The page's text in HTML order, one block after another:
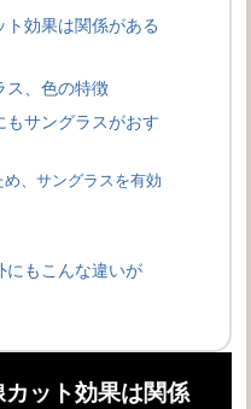
知りたい！をお教えします
効果は関係がある
ス、色の特徴
サングラスがおす
、サングラスを有効
にもこんな違いが
ット効果は関係